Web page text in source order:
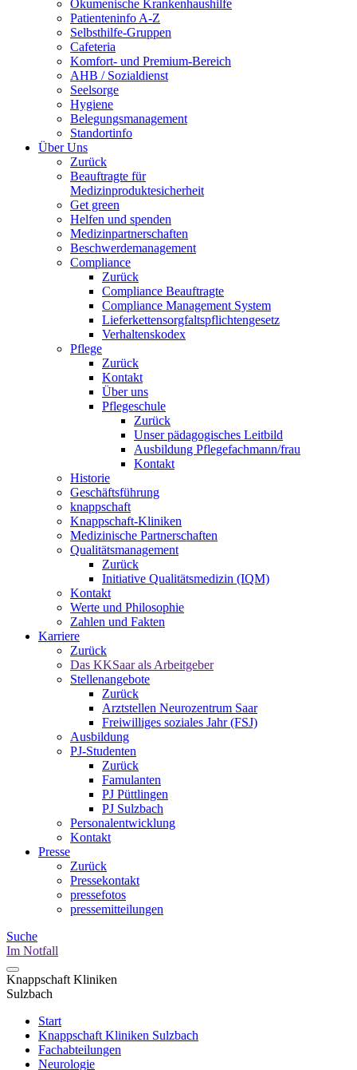
Ökumenische Krankenhaushilfe
Patienteninfo A-Z
Selbsthilfe-Gruppen
Cafeteria
Komfort- und Premium-Bereich
AHB / Sozialdienst
Seelsorge
Hygiene
Belegungsmanagement
Standortinfo
Über Uns
Zurück
Beauftragte für
Medizinproduktesicherheit
Get green
Helfen und spenden
Medizinpartnerschaften
Beschwerdemanagement
Compliance
Zurück
Compliance Beauftragte
Compliance Management System
Lieferkettensorgfaltspflichtengesetz
Verhaltenskodex
Pflege
Zurück
Kontakt
Über uns
Pflegeschule
Zurück
Unser pädagogisches Leitbild
Ausbildung Pflegefachmann/frau
Kontakt
Historie
Geschäftsführung
knappschaft
Knappschaft-Kliniken
Medizinische Partnerschaften
Qualitäts­management
Zurück
Initiative Qualitätsmedizin (IQM)
Kontakt
Werte und Philosophie
Zahlen und Fakten
Karriere
Zurück
Das KKSaar als Arbeitgeber
Stellenangebote
Zurück
Arztstellen Neurozentrum Saar
Freiwilliges soziales Jahr (FSJ)
Ausbildung
PJ-Studenten
Zurück
Famulanten
PJ Püttlingen
PJ Sulzbach
Personalentwicklung
Kontakt
Presse
Zurück
Pressekontakt
pressefotos
pressemitteilungen
Suche
Im Notfall
Knappschaft Kliniken
Sulzbach
Start
Knappschaft Kliniken Sulzbach
Fachabteilungen
Neurologie